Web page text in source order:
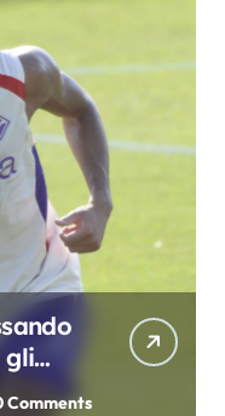
gli
Comments